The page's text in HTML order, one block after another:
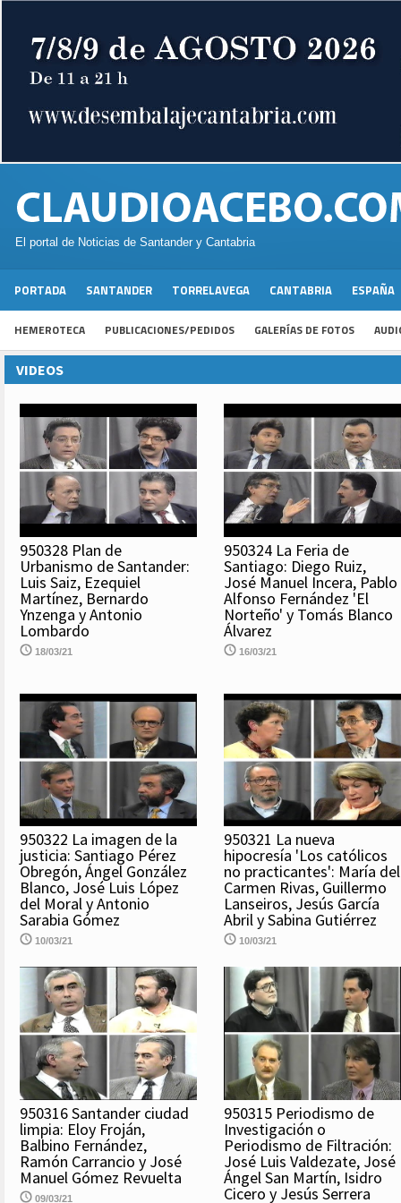
El portal de Noticias de Santander y Cantabria
PORTADA SANTANDER TORRELAVEGA CANTABRIA ESPAÑA
HEMEROTECA PUBLICACIONES/PEDIDOS GALERÍAS DE FOTOS
VIDEOS
950328 Plan de
Urbanismo de Santander:
Luis Saiz, Ezequiel
Martínez, Bernardo
Ynzenga y Antonio
Lombardo
18/03/21
950324 La Feria de
Santiago: Diego Ruiz,
José Manuel Incera, Pablo
Alfonso Fernández 'El
Norteño' y Tomás Blanco
Álvarez
16/03/21
950322 La imagen de la
justicia: Santiago Pérez
Obregón, Ángel González
Blanco, José Luis López
del Moral y Antonio
Sarabia Gómez
10/03/21
950321 La nueva
hipocresía 'Los católicos
no practicantes': María del
Carmen Rivas, Guillermo
Lanseiros, Jesús García
Abril y Sabina Gutiérrez
10/03/21
950316 Santander ciudad
limpia: Eloy Froján,
Balbino Fernández,
Ramón Carrancio y José
Manuel Gómez Revuelta
09/03/21
950315 Periodismo de
Investigación o
Periodismo de Filtración:
José Luis Valdezate, José
Ángel San Martín, Isidro
Cicero y Jesús Serrera